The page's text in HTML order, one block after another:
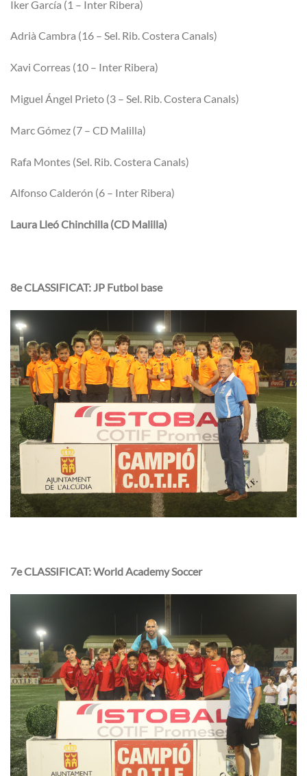
Iker García (1 – Inter Ribera)
Adrià Cambra (16 – Sel. Rib. Costera Canals)
Xavi Correas (10 – Inter Ribera)
Miguel Ángel Prieto (3 – Sel. Rib. Costera Canals)
Marc Gómez (7 – CD Malilla)
Rafa Montes (Sel. Rib. Costera Canals)
Alfonso Calderón (6 – Inter Ribera)
Laura Lleó Chinchilla (CD Malilla)
8e CLASSIFICAT: JP Futbol base
7e CLASSIFICAT: World Academy Soccer